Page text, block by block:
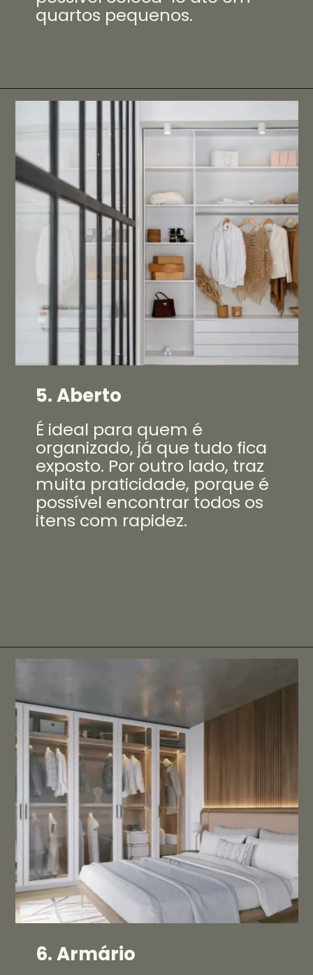
quartos pequenos.
É ideal para quem é
organizado, já que tudo fica
exposto. Por outro lado, traz
muita praticidade, porque é
possível encontrar todos os
itens com rapidez.
5. Aberto
6. Armário